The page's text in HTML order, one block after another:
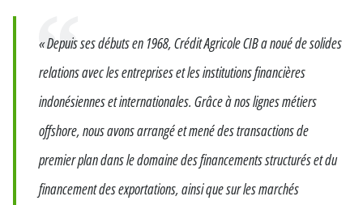
« Depuis ses débuts en 1968, Crédit Agricole CIB a noué de solides
relations avec les entreprises et les institutions financières
indonésiennes et internationales. Grâce à nos lignes métiers
offshore, nous avons arrangé et mené des transactions de
premier plan dans le domaine des financements structurés et du
financement des exportations, ainsi que sur les marchés